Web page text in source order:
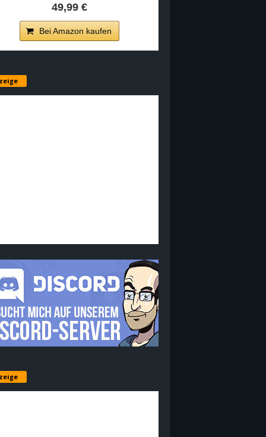
49,99 €
Bei Amazon kaufen